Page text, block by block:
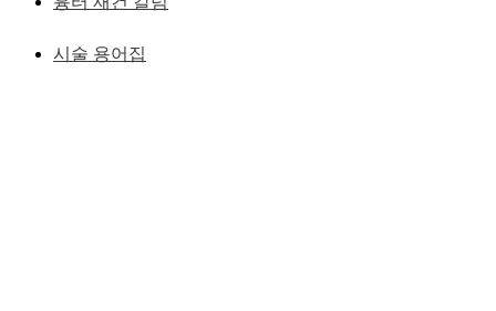
시술 용어집